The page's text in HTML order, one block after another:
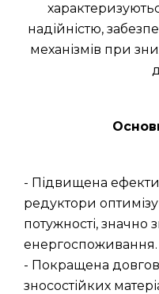
надійністю,
механізмів при
- Підвищена
редуктори
потужності,
енергоспоживання.
- Покращена
зносостійких